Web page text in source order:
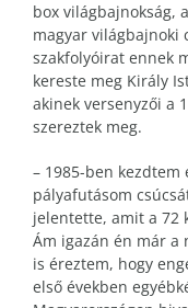
box világbajnokság,
magyar világbajnoki
szakfolyóirat ennek
kereste meg Király
akinek versenyzői a
szereztek meg.
– 1985-ben
pályafutásom
jelentette, amit a 72
Ám igazán én már a
is éreztem, hogy
első években